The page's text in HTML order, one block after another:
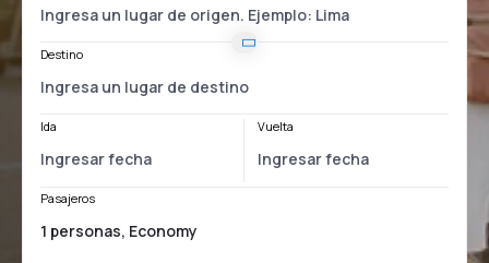
Destino
Ida Vuelta
Pasajeros